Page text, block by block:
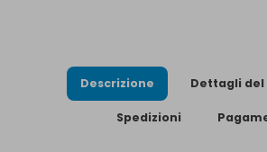
Descrizione Dettagli
Spedizioni